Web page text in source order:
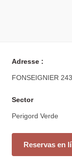
Adresse :
FONSEIGNIER
Sector
Perigord Verde
Reservas en